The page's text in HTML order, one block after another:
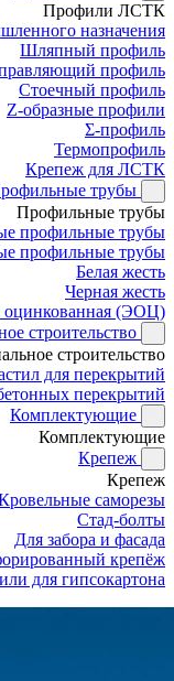
Профили ЛСТК
назначения
Шляпный профиль
профиль
Стоечный профиль
Z-образные профили
Σ-профиль
Термопрофиль
Крепеж для ЛСТК
трубы
Профильные трубы
профильные трубы
профильные трубы
Белая жесть
Черная жесть
оцинкованная (ЭОЦ)
строительство
строительство
для перекрытий
перекрытий
Комплектующие
Комплектующие
Крепеж
Крепеж
саморезы
Стад-болты
Для забора и фасада
крепёж
для гипсокартона